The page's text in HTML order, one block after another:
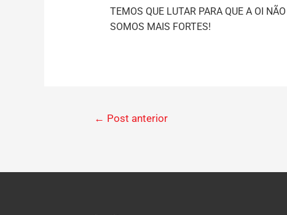
TEMOS QUE LUTAR PARA QUE A OI
SOMOS MAIS FORTES!
← Post anterior